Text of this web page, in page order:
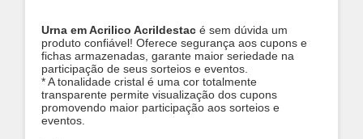
Urna em Acrilico Acrildestac é sem dúvida um
produto confiável! Oferece segurança aos cupons e
fichas armazenadas, garante maior seriedade na
participação de seus sorteios e eventos.
* A tonalidade cristal é uma cor totalmente
transparente permite visualização dos cupons
promovendo maior participação aos sorteios e
eventos.